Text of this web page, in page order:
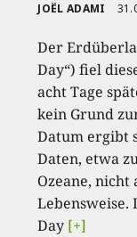
JOËL ADAMI
Der
Day“) fiel
acht Tage
kein Grund
Datum ergibt
Daten, etwa
Ozeane,
Day [+]